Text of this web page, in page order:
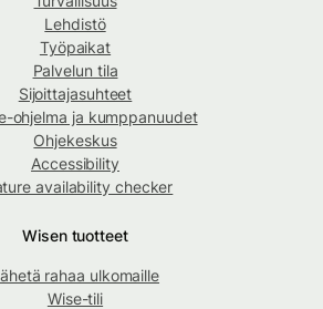
Lehdistö
Työpaikat
Palvelun tila
Sijoittajasuhteet
ohjelma ja kumppanuudet
Ohjekeskus
Accessibility
availability checker
Wisen tuotteet
rahaa ulkomaille
Wise-tili